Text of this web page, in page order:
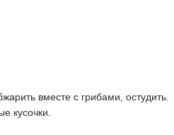
вместе с грибами, остудить.
кусочки.